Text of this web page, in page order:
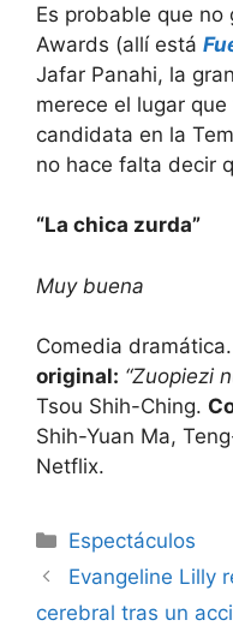
Es probable que no
Awards (allí está
Jafar Panahi, la
merece el lugar
candidata en la
no hace falta decir
“La chica zurda”
Muy buena
Comedia
original: “Zuopiezi
Tsou Shih-Ching.
Shih-Yuan Ma,
Netflix.
Espectáculos
Evangeline Lilly
cerebral tras un